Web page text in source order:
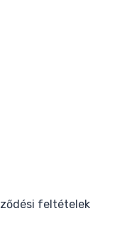
feltételek